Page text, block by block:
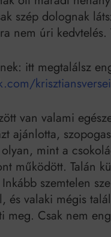
szép dolognak
nem úri kedvtelés.
itt megtalálsz
krisztiansversei
van valami
ajánlotta,
mint a
működött. Talán
szemtelen
és valaki mégis
meg. Csak nem